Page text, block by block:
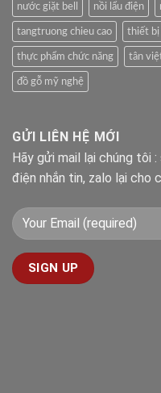
nước giặt bell nồi lẩu điện
tangtruong chieu cao thiết bị
thực phẩm chức năng tân
đồ gỗ mỹ nghệ
GỬI LIÊN HỆ MỚI
Hãy gửi mail lại chúng tôi
điện nhắn tin, zalo lại cho